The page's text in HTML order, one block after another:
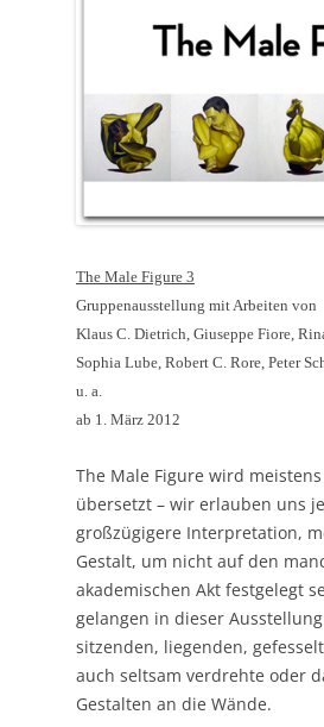
The Male Figure 3
Gruppenausstellung mit Arbeiten von
Klaus C. Dietrich, Giuseppe Fiore,
Sophia Lube, Robert C. Rore, Peter
u. a.
ab 1. März 2012
The Male Figure wird
übersetzt – wir erlauben uns
großzügigere Interpretation,
Gestalt, um nicht auf den
akademischen Akt festgelegt
gelangen in dieser
sitzenden, liegenden,
auch seltsam verdrehte oder
Gestalten an die Wände.